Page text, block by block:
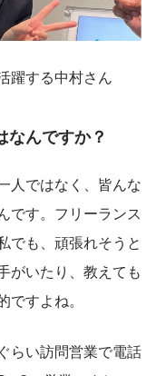
躍する中村さん
んですか？
人ではなく、皆んな
です。フリーランス
でも、頑張れそうと
がいたり、教えても
すよね。
らい訪問営業で電話